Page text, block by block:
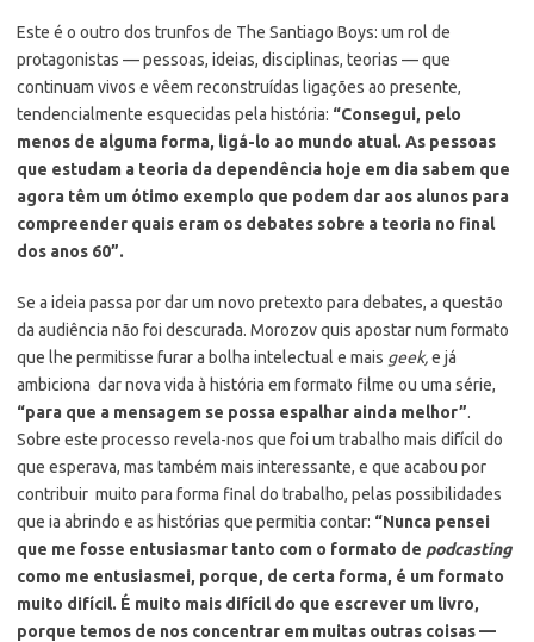
Este é o outro dos trunfos de The Santiago Boys: um rol de
protagonistas — pessoas, ideias, disciplinas, teorias — que
continuam vivos e vêem reconstruídas ligações ao presente,
tendencialmente esquecidas pela história: “Consegui, pelo
menos de alguma forma, ligá-lo ao mundo atual. As pessoas
que estudam a teoria da dependência hoje em dia sabem que
agora têm um ótimo exemplo que podem dar aos alunos para
compreender quais eram os debates sobre a teoria no final
dos anos 60”.
Se a ideia passa por dar um novo pretexto para debates, a questão
da audiência não foi descurada. Morozov quis apostar num formato
que lhe permitisse furar a bolha intelectual e mais geek,e já
ambiciona dar nova vida à história em formato filme ou uma série,
“para que a mensagem se possa espalhar ainda melhor”.
Sobre este processo revela-nos que foi um trabalho mais difícil do
que esperava, mas também mais interessante, e que acabou por
contribuir muito para forma final do trabalho, pelas possibilidades
que ia abrindo e as histórias que permitia contar: “Nunca pensei
que me fosse entusiasmar tanto com o formato de podcasting
como me entusiasmei, porque, de certa forma, é um formato
muito difícil. É muito mais difícil do que escrever um livro,
porque temos de nos concentrar em muitas outras coisas —